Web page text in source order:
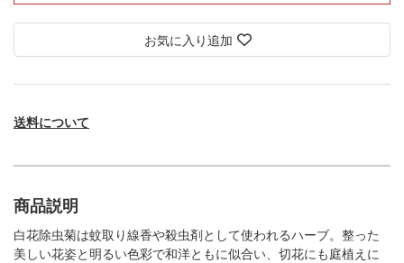
お気に入り追加
送料について
商品説明
白花除虫菊は蚊取り線香や殺虫剤として使われるハーブ。整った
美しい花姿と明るい色彩で和洋ともに似合い、切花にも庭植えに